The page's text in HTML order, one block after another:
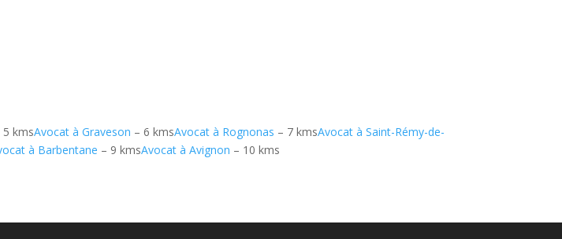
5 kmsAvocat à Graveson – 6 kmsAvocat à Rognonas – 7 kmsAvocat à Saint-Rémy-de-
à Barbentane – 9 kmsAvocat à Avignon – 10 kms